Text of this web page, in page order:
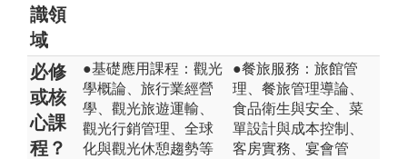
識領
域
必修
或核
心課
程？
●基礎應用課程：觀光
學概論、旅行業經營
學、觀光旅遊運輸、
觀光行銷管理、全球
化與觀光休憩趨勢等
●餐旅服務：旅館管
理、餐旅管理導論、
食品衛生與安全、菜
單設計與成本控制、
客房實務、宴會管